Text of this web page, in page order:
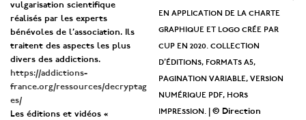
vulgarisation scientifique
réalisés par les experts
bénévoles de l’association. Ils
traitent des aspects les plus
divers des addictions.
https://addictions-
france.org/ressources/decryptag
es/
Les éditions et vidéos «
en application de la charte
graphique et logo crée par
cup en 2020. collection
d’éditions, formats a5,
pagination variable, version
numérique pdf, hors
impression. |© Direction